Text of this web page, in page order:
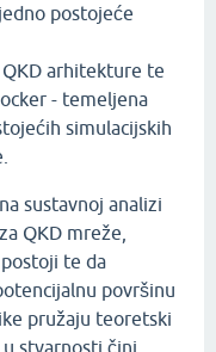
postojeće
arhitekture te
- temeljena
simulacijskih
sustavnoj analizi
QKD mreže,
te da
površinu
pružaju teoretski
stvarnosti čini